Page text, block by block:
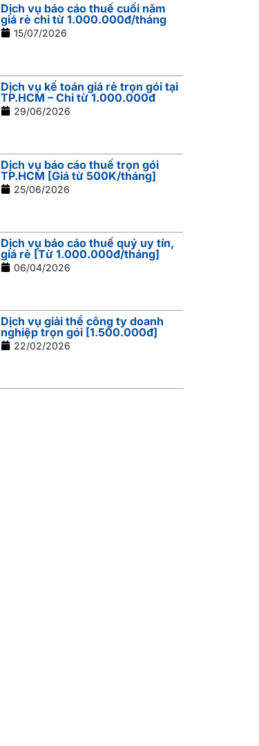
Dịch vụ báo cáo thuế cuối năm
giá rẻ chỉ từ 1.000.000đ/tháng
15/07/2026
Dịch vụ kế toán giá rẻ trọn gói tại
TP.HCM – Chỉ từ 1.000.000đ
29/06/2026
Dịch vụ báo cáo thuế trọn gói
TP.HCM [Giá từ 500K/tháng]
25/06/2026
Dịch vụ báo cáo thuế quý uy tín,
giá rẻ [Từ 1.000.000đ/tháng]
06/04/2026
Dịch vụ giải thể công ty doanh
nghiệp trọn gói [1.500.000đ]
22/02/2026